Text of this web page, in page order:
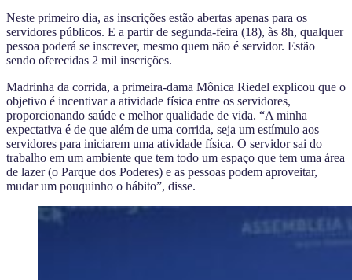
Neste primeiro dia, as inscrições estão abertas apenas para os
servidores públicos. E a partir de segunda-feira (18), às 8h, qualquer
pessoa poderá se inscrever, mesmo quem não é servidor. Estão
sendo oferecidas 2 mil inscrições.
Madrinha da corrida, a primeira-dama Mônica Riedel explicou que o
objetivo é incentivar a atividade física entre os servidores,
proporcionando saúde e melhor qualidade de vida. “A minha
expectativa é de que além de uma corrida, seja um estímulo aos
servidores para iniciarem uma atividade física. O servidor sai do
trabalho em um ambiente que tem todo um espaço que tem uma área
de lazer (o Parque dos Poderes) e as pessoas podem aproveitar,
mudar um pouquinho o hábito”, disse.